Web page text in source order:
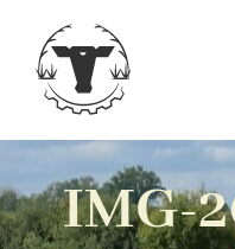
Inhalt
springen
IMG-